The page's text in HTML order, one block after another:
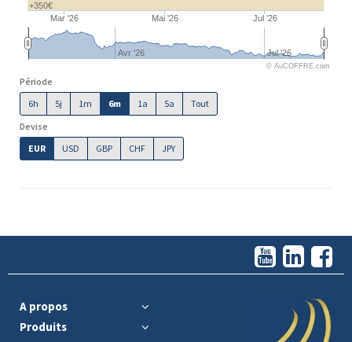
Mar '26 Mai '26 Jul '26
Avr '26 Jul '26
+350€
© AuCOFFRE.com
Période
6h
5j 1m 6m 1a 5a
Tout
Devise
EUR
USD GBP CHF JPY
A propos
Produits